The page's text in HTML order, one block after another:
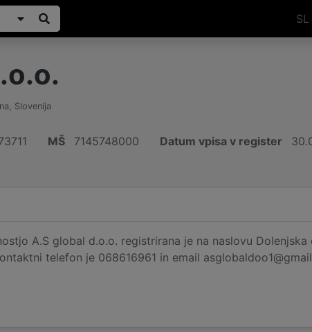
SL
, Slovenija
MŠ 7145748000 Datum vpisa v register
A.S global d.o.o. registrirana je na naslovu
telefon je 068616961 in email